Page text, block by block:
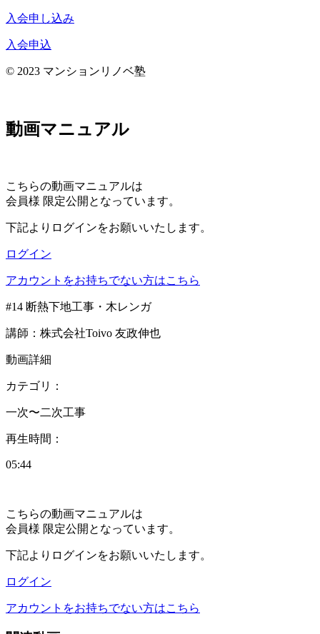
入会申し込み
入会申込
© 2023 マンションリノベ塾
動画マニュアル
こちらの動画マニュアルは
会員様 限定公開となっています。
下記よりログインをお願いいたします。
ログイン
アカウントをお持ちでない方はこちら
#14 断熱下地工事・木レンガ
講師：株式会社Toivo 友政伸也
動画詳細
カテゴリ：
⼀次〜⼆次⼯事
再生時間：
05:44
こちらの動画マニュアルは
会員様 限定公開となっています。
下記よりログインをお願いいたします。
ログイン
アカウントをお持ちでない方はこちら